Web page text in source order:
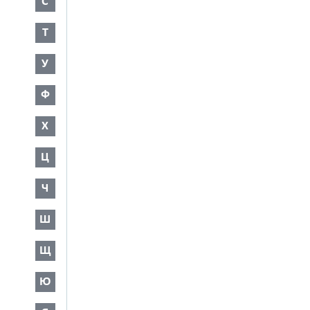
Т
У
Ф
Х
Ц
Ч
Ш
Щ
Ю